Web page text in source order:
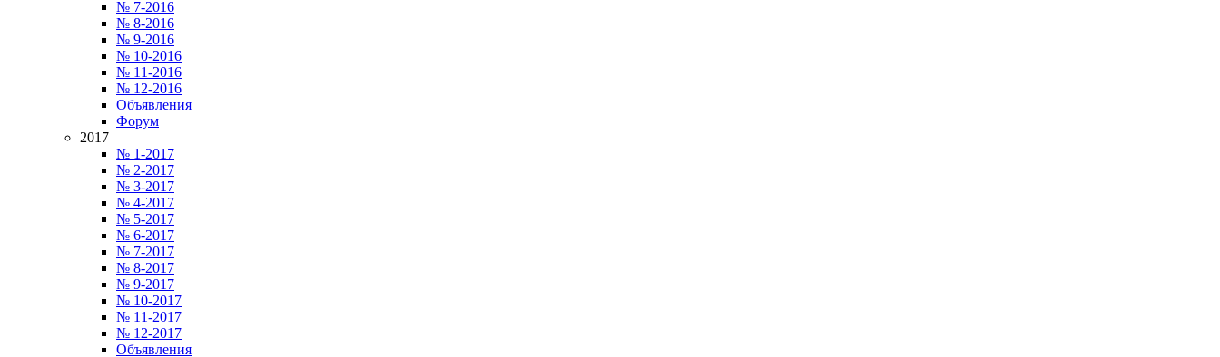
№ 7-2016
№ 8-2016
№ 9-2016
№ 10-2016
№ 11-2016
№ 12-2016
Объявления
Форум
2017
№ 1-2017
№ 2-2017
№ 3-2017
№ 4-2017
№ 5-2017
№ 6-2017
№ 7-2017
№ 8-2017
№ 9-2017
№ 10-2017
№ 11-2017
№ 12-2017
Объявления